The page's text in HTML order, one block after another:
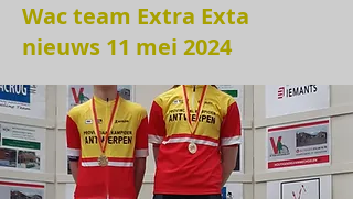
Wac team Extra Exta
nieuws 11 mei 2024